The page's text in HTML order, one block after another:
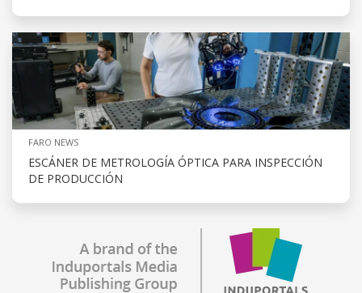
FARO NEWS
ESCÁNER DE METROLOGÍA ÓPTICA PARA INSPECCIÓN
DE PRODUCCIÓN